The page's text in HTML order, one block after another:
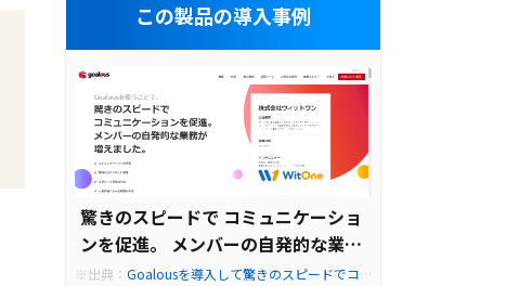
この製品の導入事例
驚きのスピードで コミュニケーショ
ンを促進。 メンバーの自発的な業務
が 増えました。
※出典： Goalousを導入して驚きのスピードでコ